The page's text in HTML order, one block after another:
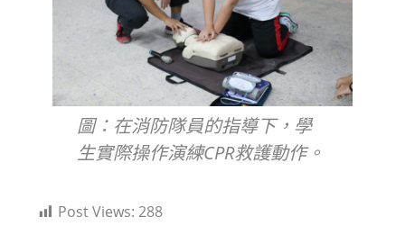
圖：在消防隊員的指導下，學
生實際操作演練CPR救護動作。
Post Views: 288